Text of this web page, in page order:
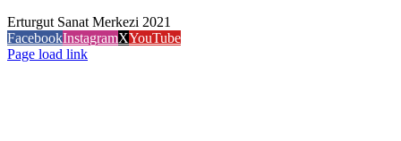
Erturgut Sanat Merkezi 2021
FacebookInstagramXYouTube
Page load link